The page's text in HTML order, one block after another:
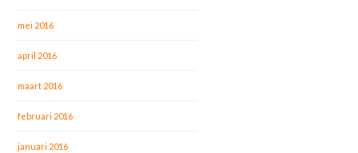
mei 2016
april 2016
maart 2016
februari 2016
januari 2016